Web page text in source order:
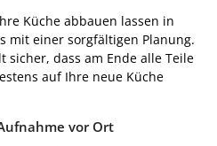
Küche abbauen lassen in
mit einer sorgfältigen Planung.
dass am Ende alle Teile
auf Ihre neue Küche
vor Ort